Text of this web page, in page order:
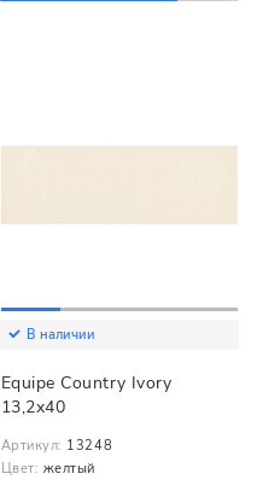
В наличии
Equipe Country Ivory
13,2x40
Артикул: 13248
Цвет: желтый